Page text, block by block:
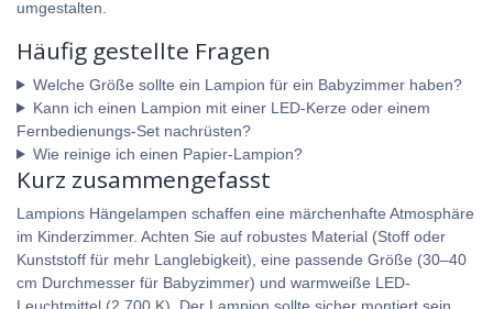
umgestalten.
Häufig gestellte Fragen
Welche Größe sollte ein Lampion für ein Babyzimmer haben?
Kann ich einen Lampion mit einer LED-Kerze oder einem
Fernbedienungs-Set nachrüsten?
Wie reinige ich einen Papier-Lampion?
Kurz zusammengefasst
Lampions Hängelampen schaffen eine märchenhafte Atmosphäre
im Kinderzimmer. Achten Sie auf robustes Material (Stoff oder
Kunststoff für mehr Langlebigkeit), eine passende Größe (30–40
cm Durchmesser für Babyzimmer) und warmweiße LED-